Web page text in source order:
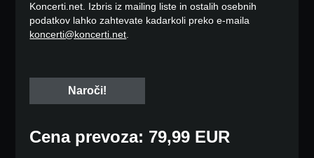
Koncerti.net. Izbris iz mailing liste in ostalih osebnih
podatkov lahko zahtevate kadarkoli preko e-maila
koncerti@koncerti.net.
Cena prevoza: 79,99 EUR